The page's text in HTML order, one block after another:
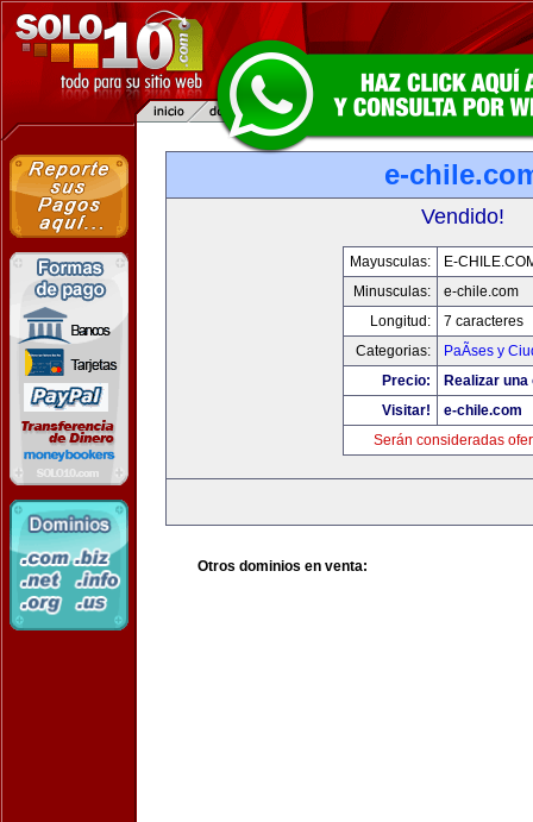
e-
Vendido!
Mayusculas:
E-
Minusculas:
e-chile.com
Longitud:
7 caracteres
Categorias:
PaÃ­ses y
Precio:
Realizar
Visitar!
e-chile.com
Serán consideradas
Otros dominios en venta: